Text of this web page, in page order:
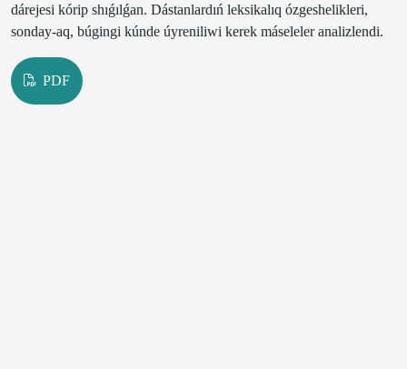
dárejesi kórip shıǵılǵan. Dástanlardıń leksikalıq ózgeshelikleri,
sonday-aq, búgingi kúnde úyreniliwi kerek máseleler analizlendi.
PDF